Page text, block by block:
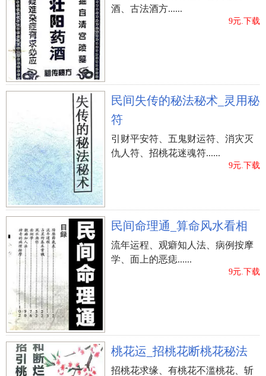
酒、古法酒方......
9元.下载
民间失传的秘法秘术_灵用秘
符
引财平安符、五鬼财运符、消灾灭
仇人符、招桃花迷魂符......
9元.下载
民间命理通_算命风水看相
流年运程、观癖知人法、病例按摩
学、面上的恶痣......
9元.下载
桃花运_招桃花断桃花秘法
招桃花求缘、有桃花不滥桃花、斩